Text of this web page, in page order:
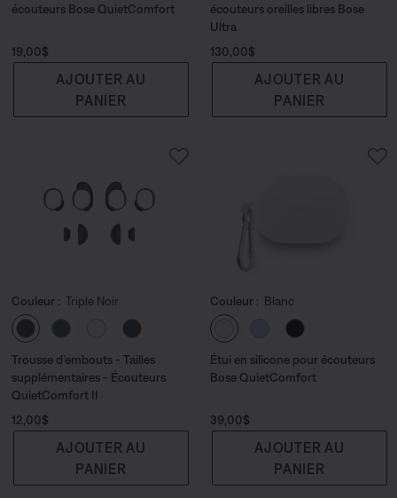
écouteurs Bose QuietComfort
Prix :
19,00$
AJOUTER AU
PANIER
écouteurs oreilles libres Bose
Ultra
Prix :
130,00$
AJOUTER AU
PANIER
Couleur : Triple Noir
Choisissez la couleur
Trousse d’embouts - Tailles
supplémentaires - Écouteurs
QuietComfort II
Prix :
12,00$
AJOUTER AU
PANIER
Couleur : Blanc
Choisissez la
Étui en silicone pour écouteurs
Bose QuietComfort
Prix :
39,00$
AJOUTER AU
PANIER